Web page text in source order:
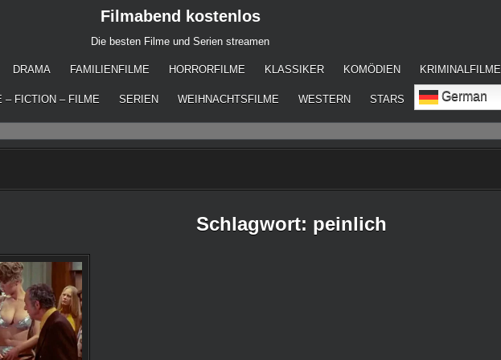
Filmabend kostenlos
Die besten Filme und Serien streamen
DRAMA FAMILIENFILME HORRORFILME KLASSIKER KOMÖDIEN KRIMINALFILME
– FICTION – FILME SERIEN WEIHNACHTSFILME WESTERN STARS German
Schlagwort: peinlich